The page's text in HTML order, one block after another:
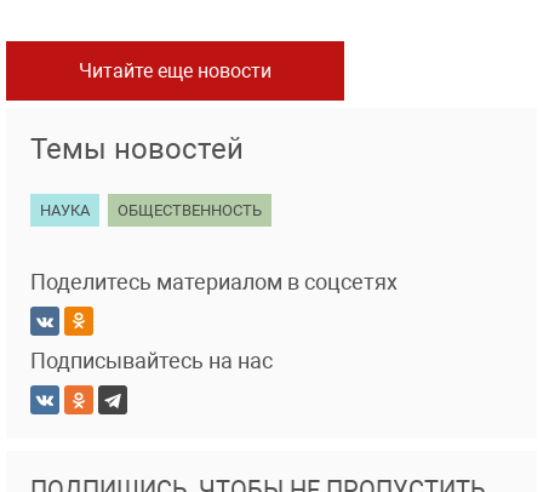
Читайте еще новости
Темы новостей
НАУКА ОБЩЕСТВЕННОСТЬ
Поделитесь материалом в соцсетях
Подписывайтесь на нас